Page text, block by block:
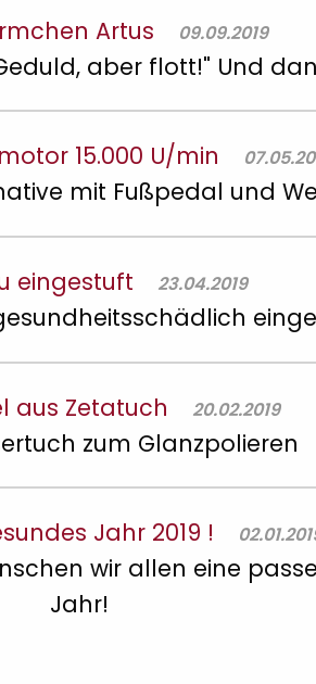
Artus 09.09.2019
aber flott!" Und
15.000 U/min
mit Fußpedal und
eingestuft 23.04.2019
aus Zetatuch 20.02.2019
zum Glanzpolieren
Jahr 2019 !
wir allen eine
Jahr!